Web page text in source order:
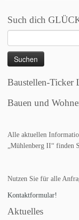
Such dich
nach:
Baustellen-Ticker
Bauen und
Alle aktuellen
„Mühlenberg II“ finden
Nutzen Sie für alle
Kontaktformular!
Aktuelles